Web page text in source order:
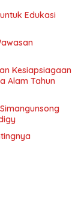
Edukasi
Kesiapsiagaan
Alam Tahun